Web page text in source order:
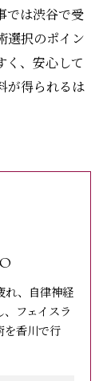
では渋谷で受
選択のポイン
く、安心して
が得られるは
れ、自律神経
フェイスラ
を香川で行